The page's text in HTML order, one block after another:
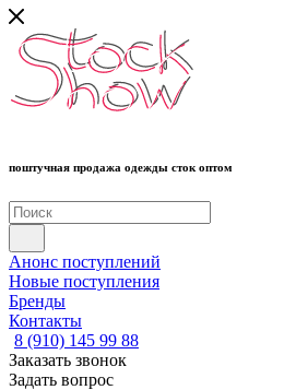
поштучная продажа одежды сток оптом
Анонс поступлений
Новые поступления
Бренды
Контакты
8 (910) 145 99 88
Заказать звонок
Задать вопрос